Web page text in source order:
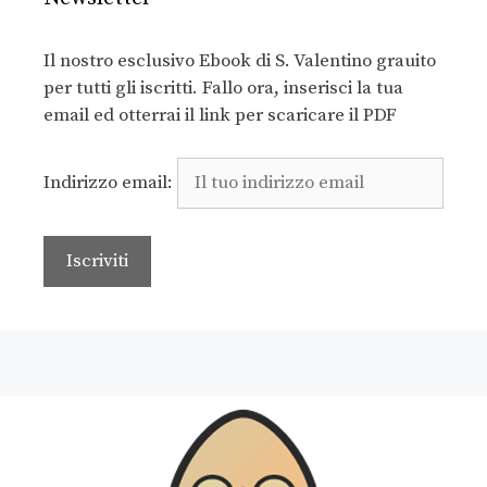
Il nostro esclusivo Ebook di S. Valentino grauito
per tutti gli iscritti. Fallo ora, inserisci la tua
email ed otterrai il link per scaricare il PDF
Indirizzo email: